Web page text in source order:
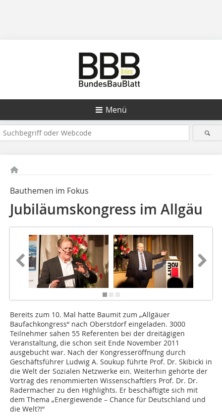
Menü
Bauthemen im Fokus
Jubiläumskongress im Allgäu
Bereits zum 10. Mal hatte Baumit zum „Allgäuer
Baufachkongress“ nach Oberstdorf eingeladen. 3000
Teilnehmer sahen 55 Referenten bei der dreitägigen
Veranstaltung, die schon seit Ende November 2011
ausgebucht war. Nach der Kongresseröffnung durch
Geschäftsführer Ludwig A. Soukup führte Prof. Dr. Skibicki in
die Welt der Sozialen Netzwerke ein. Weiterhin gehörte der
Vortrag des renommierten Wissenschaftlers Prof. Dr. Dr.
Radermacher zu den Highlights. Er beschäftigte sich mit
dem Thema „Energiewende – Chance für Deutschland und
die Welt?!“